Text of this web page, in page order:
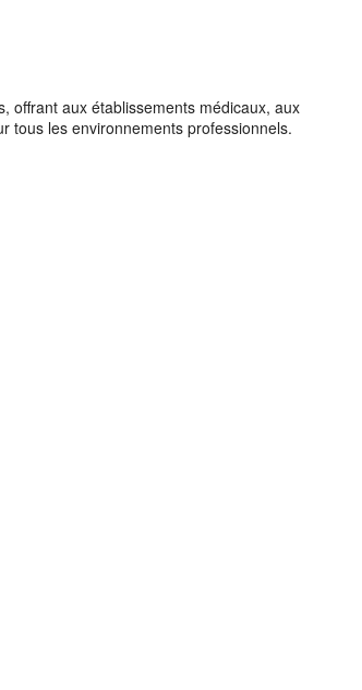
offrant aux établissements médicaux, aux
tous les environnements professionnels.